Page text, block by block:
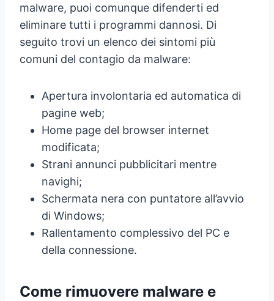
malware, puoi comunque difenderti ed
eliminare tutti i programmi dannosi. Di
seguito trovi un elenco dei sintomi più
comuni del contagio da malware:
Apertura involontaria ed automatica di
pagine web;
Home page del browser internet
modificata;
Strani annunci pubblicitari mentre
navighi;
Schermata nera con puntatore all’avvio
di Windows;
Rallentamento complessivo del PC e
della connessione.
Come rimuovere malware e